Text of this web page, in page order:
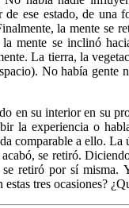
de ese estado, de una
la mente se
mente se inclinó
La tierra, la
No había gente
en su interior en su
la experiencia o
comparable a ello.
se retiró.
retiró por sí misma.
tres ocasiones?